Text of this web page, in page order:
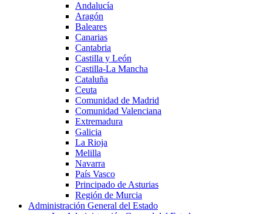
Andalucía
Aragón
Baleares
Canarias
Cantabria
Castilla y León
Castilla-La Mancha
Cataluña
Ceuta
Comunidad de Madrid
Comunidad Valenciana
Extremadura
Galicia
La Rioja
Melilla
Navarra
País Vasco
Principado de Asturias
Región de Murcia
Administración General del Estado